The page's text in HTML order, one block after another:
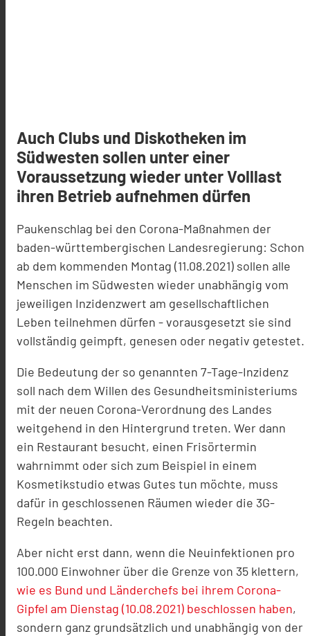
Auch Clubs und Diskotheken im
Südwesten sollen unter einer
Voraussetzung wieder unter Volllast
ihren Betrieb aufnehmen dürfen
Paukenschlag bei den Corona-Maßnahmen der
baden-württembergischen Landesregierung: Schon
ab dem kommenden Montag (11.08.2021) sollen alle
Menschen im Südwesten wieder unabhängig vom
jeweiligen Inzidenzwert am gesellschaftlichen
Leben teilnehmen dürfen - vorausgesetzt sie sind
vollständig geimpft, genesen oder negativ getestet.
Die Bedeutung der so genannten 7-Tage-Inzidenz
soll nach dem Willen des Gesundheitsministeriums
mit der neuen Corona-Verordnung des Landes
weitgehend in den Hintergrund treten. Wer dann
ein Restaurant besucht, einen Frisörtermin
wahrnimmt oder sich zum Beispiel in einem
Kosmetikstudio etwas Gutes tun möchte, muss
dafür in geschlossenen Räumen wieder die 3G-
Regeln beachten.
Aber nicht erst dann, wenn die Neuinfektionen pro
100.000 Einwohner über die Grenze von 35 klettern,
wie es Bund und Länderchefs bei ihrem Corona-
Gipfel am Dienstag (10.08.2021) beschlossen haben,
sondern ganz grundsätzlich und unabhängig von der